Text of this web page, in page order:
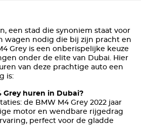
een stad die synoniem staat voor
wagen nodig die bij zijn pracht en
Grey is een onberispelijke keuze
onder de elite van Dubai. Hier
van deze prachtige auto een
is:
Grey huren in Dubai?
de BMW M4 Grey 2022 jaar
motor en wendbare rijgedrag
perfect voor de gladde